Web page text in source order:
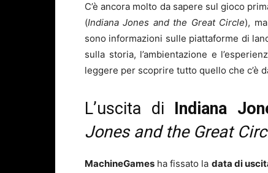
C’è ancora molto da sapere sul gioco
(Indiana Jones and the Great Circle),
sono informazioni sulle piattaforme di
sulla storia, l’ambientazione e
leggere per scoprire tutto quello che c’è
L’uscita di Indiana
Jones and the Great
MachineGames ha fissato la data di